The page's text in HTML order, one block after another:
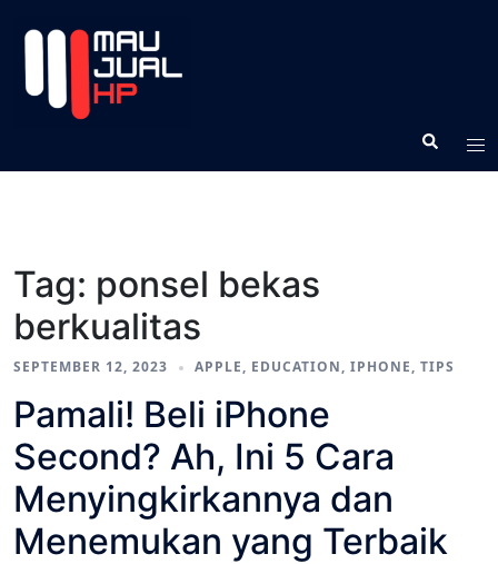
Tag: ponsel bekas
berkualitas
SEPTEMBER 12, 2023 APPLE, EDUCATION, IPHONE, TIPS
Pamali! Beli iPhone
Second? Ah, Ini 5 Cara
Menyingkirkannya dan
Menemukan yang Terbaik